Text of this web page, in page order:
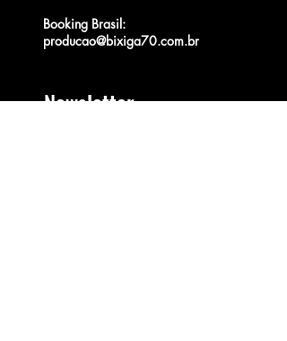
Booking Brasil :
producao@bixiga70.com.br
Newsletter